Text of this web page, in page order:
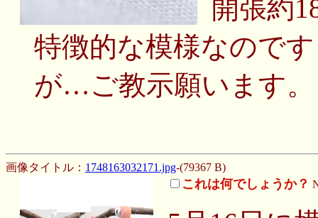
開張約
特徴的な模様なので
が…ご教示願います。
画像タイトル： 1748163032171.jpg-(79367 B)
これは何でしょうか？